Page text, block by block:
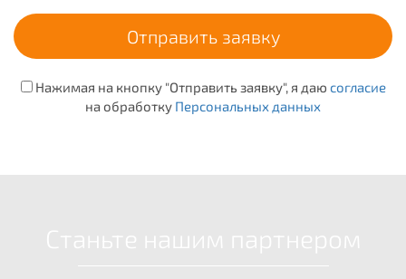
Нажимая на кнопку "Отправить заявку", я даю согласие
на обработку Персональных данных